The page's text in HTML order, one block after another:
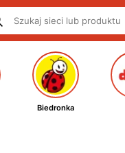
Biedronka